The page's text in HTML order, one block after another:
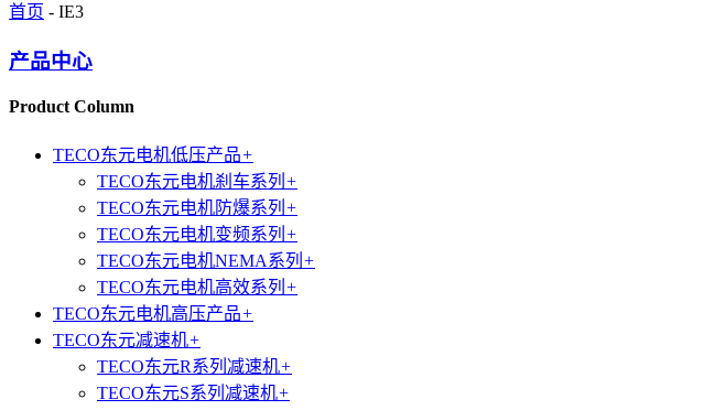
首页 - IE3
产品中心
Product Column
TECO东元电机低压产品+
TECO东元电机刹车系列 +
TECO东元电机防爆系列 +
TECO东元电机变频系列 +
TECO东元电机NEMA系列 +
TECO东元电机高效系列 +
TECO东元电机高压产品+
TECO东元减速机+
TECO东元R系列减速机+
TECO东元S系列减速机+